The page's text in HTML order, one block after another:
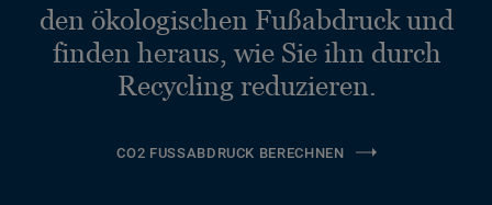
den ökologischen Fußabdruck und
finden heraus, wie Sie ihn durch
Recycling reduzieren.
CO2 FUSSABDRUCK BERECHNEN